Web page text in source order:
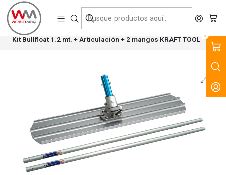
0
VENTA, ARRIENDO Y SERVICIO DE MAQUINARIA PARA LA
CONSTRUCCIÓN, MINERÍA E INDUSTRIA.
Inicio Productos
Tecnología del Hormigón
Herramientas Manuales
Kit Bullfloat 1.2 mt. + Articulación + 2 mangos KRAFT TOOL